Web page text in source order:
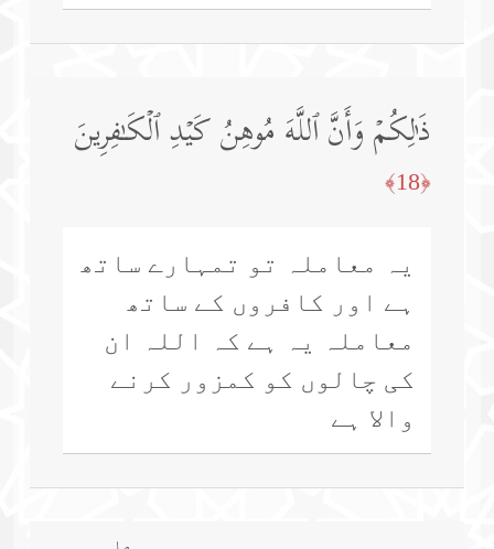
ذَ ٰ⁠لِكُمۡ وَأَنَّ ٱللَّهَ مُوهِنُ كَیۡدِ ٱلۡكَـٰفِرِینَ
﴿18﴾
یہ معاملہ تو تمہارے ساتھ
ہے اور کافروں کے ساتھ
معاملہ یہ ہے کہ اللہ ان
کی چالوں کو کمزور کرنے
والا ہے